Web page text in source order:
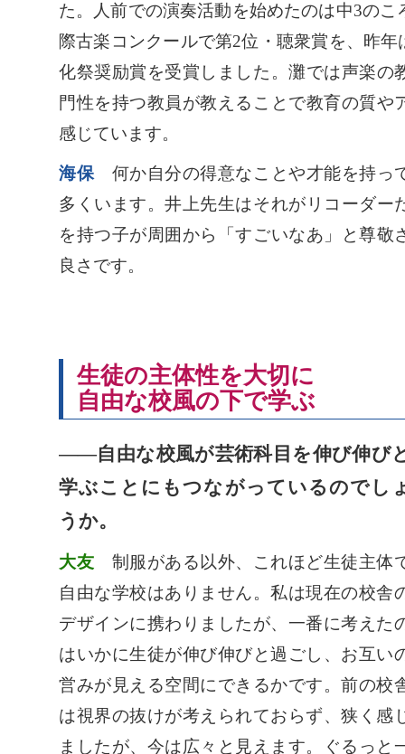
た。人前での演奏活動を始めたのは中3のこ
際古楽コンクールで第2位・聴衆賞を、昨
化祭奨励賞を受賞しました。灘では声楽の
門性を持つ教員が教えることで教育の質や
感じています。
海保 何か自分の得意なことや才能を持っ
多くいます。井上先生はそれがリコーダー
を持つ子が周囲から「すごいなあ」と尊敬
良さです。
生徒の主体性を大切に
自由な校風の下で学ぶ
――自由な校風が芸術科目を伸び伸び
学ぶことにもつながっているのでし
うか。
大友 制服がある以外、これほど生徒主体
自由な学校はありません。私は現在の校舎
デザインに携わりましたが、一番に考えた
はいかに生徒が伸び伸びと過ごし、お互い
営みが見える空間にできるかです。前の校
は視界の抜けが考えられておらず、狭く感
ましたが、今は広々と見えます。ぐるっと